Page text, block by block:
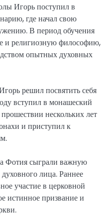
Игорь поступил в
где начал свою
В период обучения
и религиозную философию,
опытных духовных
решил посвятить себя
вступил в монашеский
нескольких лет
и приступил к
Фотия сыграли важную
лица. Раннее
участие в церковной
истинное призвание и